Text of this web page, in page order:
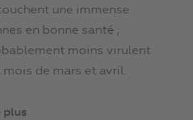
une immense
en bonne santé ;
moins virulent
mois de mars et avril.
plus